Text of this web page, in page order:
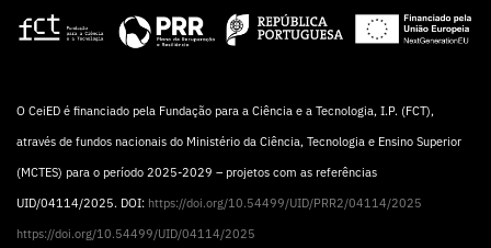
O CeiED é financiado pela Fundação para a Ciência e a Tecnologia, I.P. (FCT),
através de fundos nacionais do Ministério da Ciência, Tecnologia e Ensino Superior
(MCTES) para o período 2025-2029 – projetos com as referências
UID/04114/2025. DOI: https://doi.org/10.54499/UID/PRR2/04114/2025
https://doi.org/10.54499/UID/04114/2025